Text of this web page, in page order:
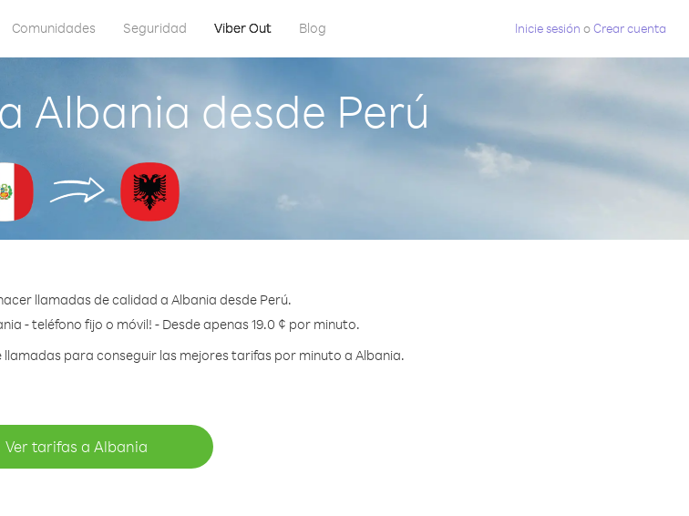
Comunidades Seguridad Viber Out Blog Inicie sesión oCrear cuenta
Albania desde Perú
llamadas de calidad a Albania desde Perú.
- teléfono fijo o móvil! - Desde apenas 19.0 ¢ por minuto.
para conseguir las mejores tarifas por minuto a Albania.
Ver tarifas a Albania